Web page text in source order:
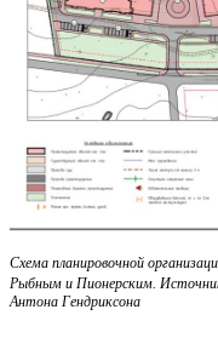
Схема планировочной
Рыбным и Пионерским.
Антона Гендриксона